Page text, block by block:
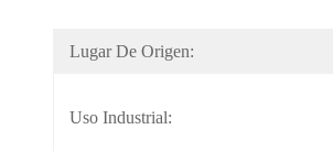
Lugar De Origen:
Uso Industrial: